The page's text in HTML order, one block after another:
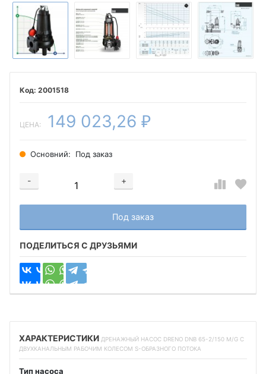
2001518
ЦЕНА: 149 023,26 ₽
Основний: Под заказ
-
+
Добавляется...
Под заказ
Добавлен
ПОДЕЛИТЬСЯ С ДРУЗЬЯМИ
ХАРАКТЕРИСТИКИ ДРЕНАЖНЫЙ НАСОС DRENO DNB 65-2/150 M/G С
ДВУХКАНАЛЬНЫМ РАБОЧИМ КОЛЕСОМ S-ОБРАЗНОГО ПОТОКА
Тип насоса